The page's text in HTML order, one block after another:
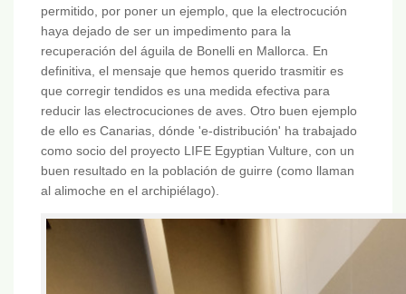
permitido, por poner un ejemplo, que la electrocución
haya dejado de ser un impedimento para la
recuperación del águila de Bonelli en Mallorca. En
definitiva, el mensaje que hemos querido trasmitir es
que corregir tendidos es una medida efectiva para
reducir las electrocuciones de aves. Otro buen ejemplo
de ello es Canarias, dónde 'e-distribución' ha trabajado
como socio del proyecto LIFE Egyptian Vulture, con un
buen resultado en la población de guirre (como llaman
al alimoche en el archipiélago).